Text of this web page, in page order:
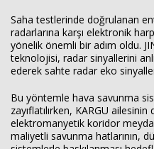
Saha testlerinde doğrulanan
radarlarına karşı elektronik
yönelik önemli bir adım oldu.
teknolojisi, radar sinyallerini
ederek sahte radar eko
Bu yöntemle hava savunma
zayıflatılırken, KARGU
elektromanyetik koridor
maliyetli savunma hatlarının,